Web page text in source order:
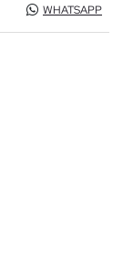
WHATSAPP